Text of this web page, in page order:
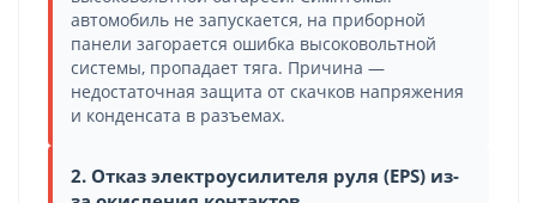
автомобиль не запускается, на приборной
панели загорается ошибка высоковольтной
системы, пропадает тяга. Причина —
недостаточная защита от скачков напряжения
и конденсата в разъемах.
2. Отказ электроусилителя руля (EPS) из-